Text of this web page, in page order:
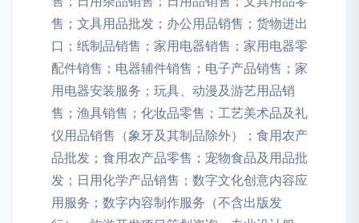
售；文具用品批发；办公用品销售；货物进出
口；纸制品销售；家用电器销售；家用电器零
配件销售；电器辅件销售；电子产品销售；家
用电器安装服务；玩具、动漫及游艺用品销
售；渔具销售；化妆品零售；工艺美术品及礼
仪用品销售（象牙及其制品除外）；食用农产
品批发；食用农产品零售；宠物食品及用品批
发；日用化学产品销售；数字文化创意内容应
用服务；数字内容制作服务（不含出版发